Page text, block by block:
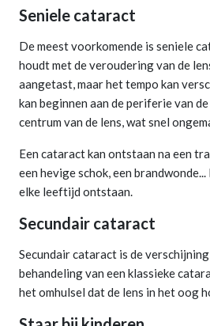
Seniele cataract
De meest voorkomende is seniele
houdt met de veroudering van de
aangetast, maar het tempo kan
kan beginnen aan de periferie van
centrum van de lens, wat snel
Een cataract kan ontstaan na een
een hevige schok, een
elke leeftijd ontstaan.
Secundair cataract
Secundair cataract is de
behandeling van een klassieke
het omhulsel dat de lens in het oog